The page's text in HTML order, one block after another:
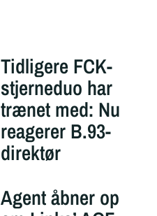
Tidligere FCK-
stjerneduo har
trænet med: Nu
reagerer B.93-
direktør
Agent åbner op